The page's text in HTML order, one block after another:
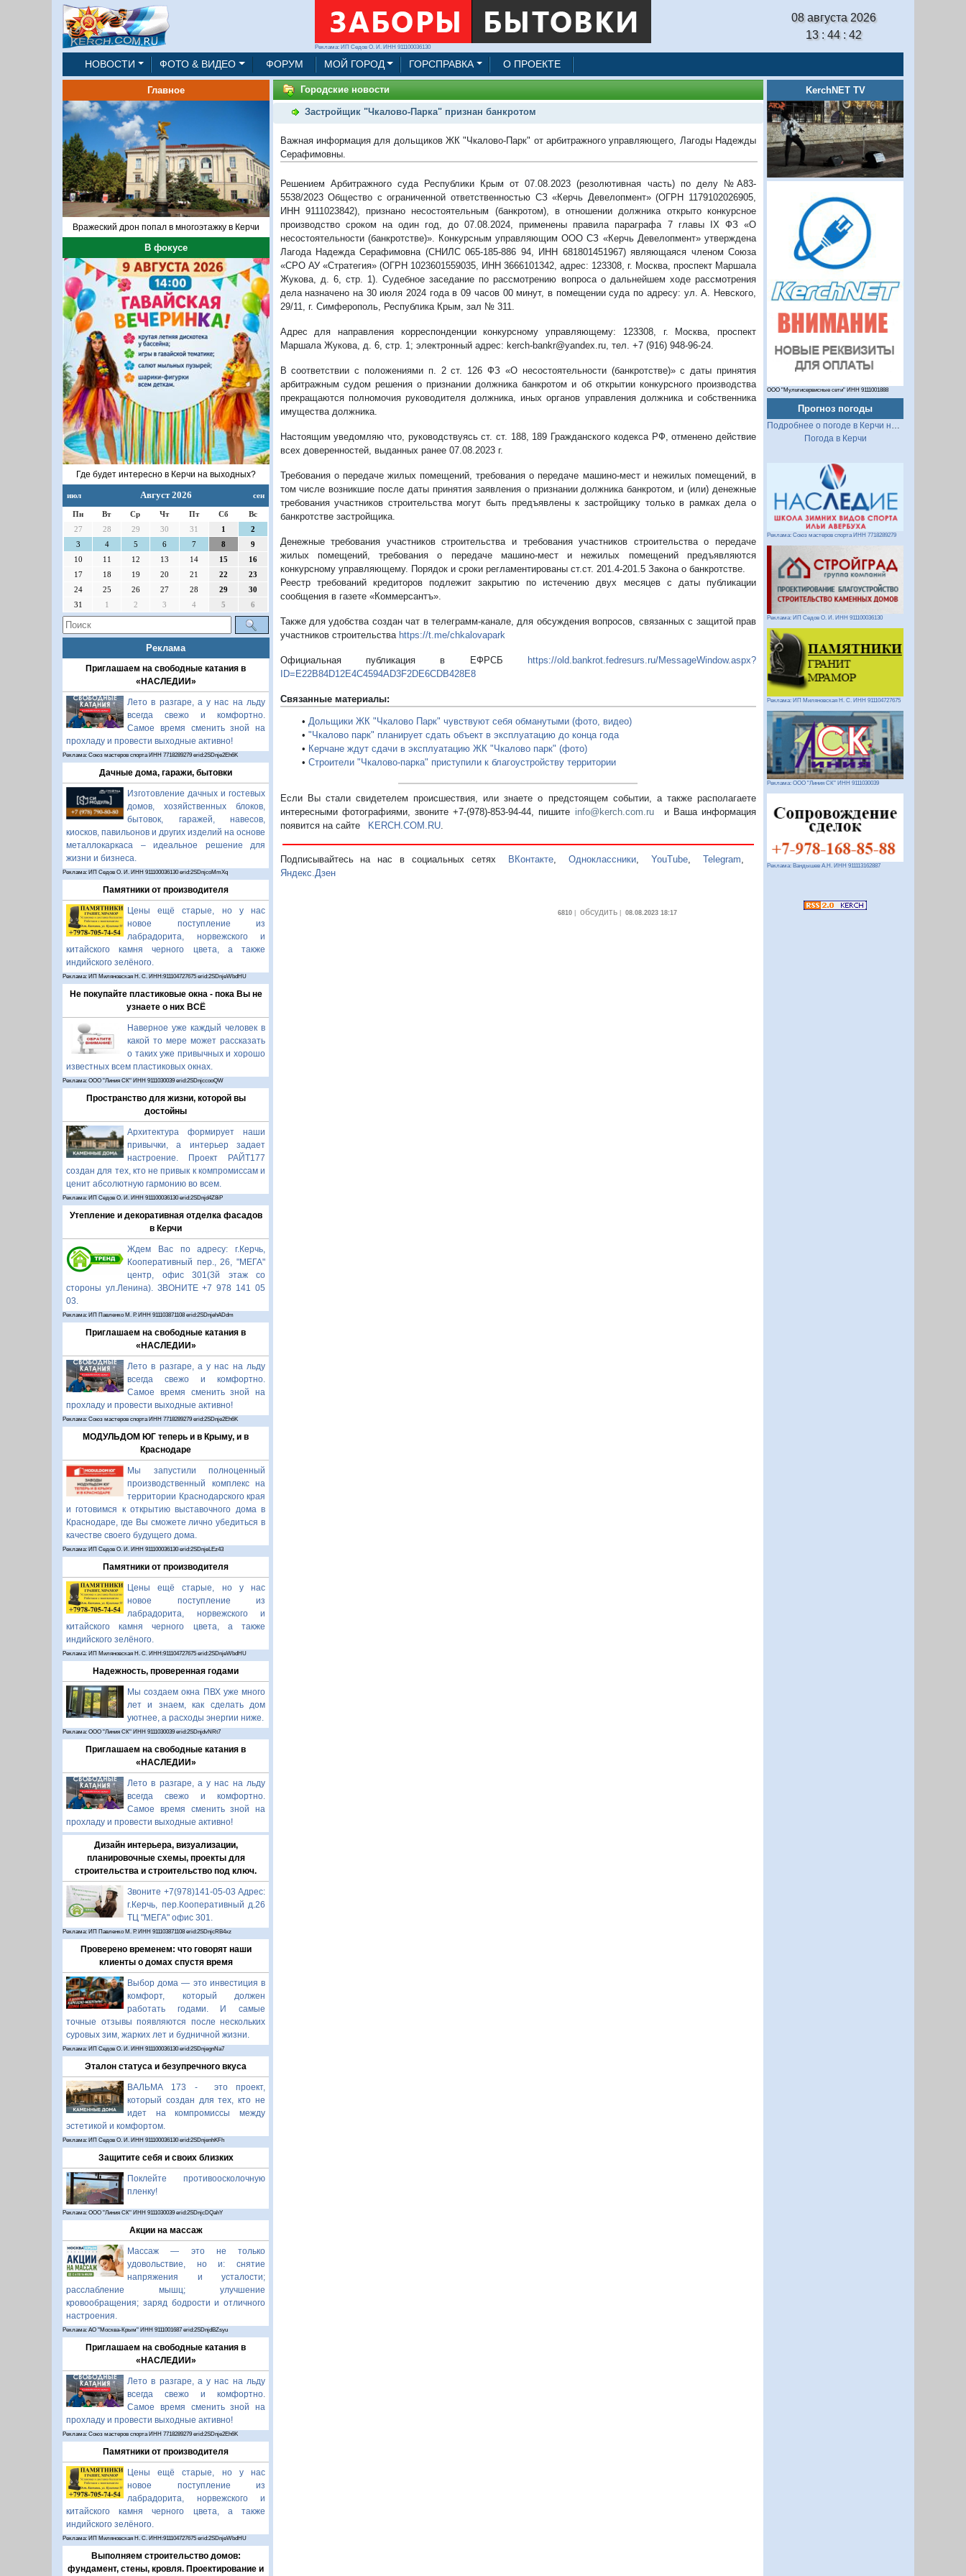
Реклама: ИП Седов О. И. ИНН 911100036130
08 августа 2026
13 : 44 : 42
НОВОСТИ ФОТО & ВИДЕО ФОРУМ МОЙ ГОРОД ГОРСПРАВКА О ПРОЕКТЕ
Главное
Вражеский дрон попал в многоэтажку в Керчи
В фокусе
Где будет интересно в Керчи на выходных?
июл Август 2026 сен
Пн Вт Ср Чт Пт Сб
Вс
27
28 29 30 31 1
2
3
4 5 6 7 8
9
10
11 12 13 14 15
16
17
18 19 20 21 22
23
24
25 26 27 28 29
30
31
1 2 3 4 5 6
Реклама
Приглашаем на свободные катания в
«НАСЛЕДИИ»
Лето в разгаре, а у нас на льду
всегда свежо и комфортно.
Самое время сменить зной на
прохладу и провести выходные активно!
Реклама: Союз мастеров спорта ИНН 7718289279 erid:2SDnje2Eh6K
Дачные дома, гаражи, бытовки
Изготовление дачных и гостевых
домов, хозяйственных блоков,
бытовок, гаражей, навесов,
киосков, павильонов и других изделий на основе
металлокаркаса – идеальное решение для
жизни и бизнеса.
Реклама: ИП Седов О. И. ИНН 911100036130 erid:2SDnjcoMmXq
Памятники от производителя
Цены ещё старые, но у нас
новое поступление из
лабрадорита, норвежского и
китайского камня черного цвета, а также
индийского зелёного.
Реклама: ИП Миляновская Н. С. ИНН:911104727675 erid:2SDnjeWbdHU
Не покупайте пластиковые окна - пока Вы не
узнаете о них ВСЁ
Наверное уже каждый человек в
какой то мере может рассказать
о таких уже привычных и хорошо
известных всем пластиковых окнах.
Реклама: ООО "Линия СК" ИНН 9111030039 erid:2SDnjccooQW
Пространство для жизни, которой вы
достойны
Архитектура формирует наши
привычки, а интерьер задает
настроение. Проект РАЙТ177
создан для тех, кто не привык к компромиссам и
ценит абсолютную гармонию во всем.
Реклама: ИП Седов О. И. ИНН 911100036130 erid:2SDnjd4Z8iP
Утепление и декоративная отделка фасадов
в Керчи
Ждем Вас по адресу: г.Керчь,
Кооперативный пер., 26, "МЕГА"
центр, офис 301(3й этаж со
стороны ул.Ленина). ЗВОНИТЕ +7 978 141 05
03.
Реклама: ИП Павленко М. Р. ИНН 911103871108 erid:2SDnjehADdm
Приглашаем на свободные катания в
«НАСЛЕДИИ»
Лето в разгаре, а у нас на льду
всегда свежо и комфортно.
Самое время сменить зной на
прохладу и провести выходные активно!
Реклама: Союз мастеров спорта ИНН 7718289279 erid:2SDnje2Eh6K
МОДУЛЬДОМ ЮГ теперь и в Крыму, и в
Краснодаре
Мы запустили полноценный
производственный комплекс на
территории Краснодарского края
и готовимся к открытию выставочного дома в
Краснодаре, где Вы сможете лично убедиться в
качестве своего будущего дома.
Реклама: ИП Седов О. И. ИНН 911100036130 erid:2SDnjeLEz43
Памятники от производителя
Цены ещё старые, но у нас
новое поступление из
лабрадорита, норвежского и
китайского камня черного цвета, а также
индийского зелёного.
Реклама: ИП Миляновская Н. С. ИНН:911104727675 erid:2SDnjeWbdHU
Надежность, проверенная годами
Мы создаем окна ПВХ уже много
лет и знаем, как сделать дом
уютнее, а расходы энергии ниже.
Реклама: ООО "Линия СК" ИНН 9111030039 erid:2SDnjdvNRt7
Приглашаем на свободные катания в
«НАСЛЕДИИ»
Лето в разгаре, а у нас на льду
всегда свежо и комфортно.
Самое время сменить зной на
прохладу и провести выходные активно!
Дизайн интерьера, визуализации,
планировочные схемы, проекты для
строительства и строительство под ключ.
Звоните +7(978)141-05-03 Адрес:
г.Керчь, пер.Кооперативный д.26
ТЦ "МЕГА" офис 301.
Реклама: ИП Павленко М. Р. ИНН 911103871108 erid:2SDnjcRB4xz
Проверено временем: что говорят наши
клиенты о домах спустя время
Выбор дома — это инвестиция в
комфорт, который должен
работать годами. И самые
точные отзывы появляются после нескольких
суровых зим, жарких лет и будничной жизни.
Реклама: ИП Седов О. И. ИНН 911100036130 erid:2SDnjegnNa7
Эталон статуса и безупречного вкуса
ВАЛЬМА 173 - это проект,
который создан для тех, кто не
идет на компромиссы между
эстетикой и комфортом.
Реклама: ИП Седов О. И. ИНН 911100036130 erid:2SDnjenhKFh
Защитите себя и своих близких
Поклейте противоосколочную
пленку!
Реклама: ООО "Линия СК" ИНН 9111030039 erid:2SDnjcDQahY
Акции на массаж
Массаж — это не только
удовольствие, но и: снятие
напряжения и усталости;
расслабление мышц; улучшение
кровообращения; заряд бодрости и отличного
настроения.
Реклама: АО "Москва-Крым" ИНН 9111001687 erid:2SDnjdBZsyu
Приглашаем на свободные катания в
«НАСЛЕДИИ»
Лето в разгаре, а у нас на льду
всегда свежо и комфортно.
Самое время сменить зной на
прохладу и провести выходные активно!
Реклама: Союз мастеров спорта ИНН 7718289279 erid:2SDnje2Eh6K
Памятники от производителя
Цены ещё старые, но у нас
новое поступление из
лабрадорита, норвежского и
китайского камня черного цвета, а также
индийского зелёного.
Реклама: ИП Миляновская Н. С. ИНН:911104727675 erid:2SDnjeWbdHU
Выполняем строительство домов:
фундамент, стены, кровля. Проектирование и
Городские новости
Застройщик "Чкалово-Парка" признан банкротом
Важная информация для дольщиков ЖК "Чкалово-Парк" от арбитражного управляющего, Лагоды Надежды
Серафимовны.
Решением Арбитражного суда Республики Крым от 07.08.2023 (резолютивная часть) по делу №А83-
5538/2023 Общество с ограниченной ответственностью СЗ «Керчь Девелопмент» (ОГРН 1179102026905,
ИНН 9111023842), признано несостоятельным (банкротом), в отношении должника открыто конкурсное
производство сроком на один год, до 07.08.2024, применены правила параграфа 7 главы IX ФЗ «О
несостоятельности (банкротстве)». Конкурсным управляющим ООО СЗ «Керчь Девелопмент» утверждена
Лагода Надежда Серафимовна (СНИЛС 065-185-886 94, ИНН 681801451967) являющаяся членом Союза
«СРО АУ «Стратегия» (ОГРН 1023601559035, ИНН 3666101342, адрес: 123308, г. Москва, проспект Маршала
Жукова, д. 6, стр. 1). Судебное заседание по рассмотрению вопроса о дальнейшем ходе рассмотрения
дела назначено на 30 июля 2024 года в 09 часов 00 минут, в помещении суда по адресу: ул. А. Невского,
29/11, г. Симферополь, Республика Крым, зал № 311.
Адрес для направления корреспонденции конкурсному управляющему: 123308, г. Москва, проспект
Маршала Жукова, д. 6, стр. 1; электронный адрес: kerch-bankr@yandex.ru, тел. +7 (916) 948-96-24.
В соответствии с положениями п. 2 ст. 126 ФЗ «О несостоятельности (банкротстве)» с даты принятия
арбитражным судом решения о признании должника банкротом и об открытии конкурсного производства
прекращаются полномочия руководителя должника, иных органов управления должника и собственника
имущества должника.
Настоящим уведомляю что, руководствуясь ст. ст. 188, 189 Гражданского кодекса РФ, отменено действие
всех доверенностей, выданных ранее 07.08.2023 г.
Требования о передаче жилых помещений, требования о передаче машино-мест и нежилых помещений, в
том числе возникшие после даты принятия заявления о признании должника банкротом, и (или) денежные
требования участников строительства могут быть предъявлены к застройщику только в рамках дела о
банкротстве застройщика.
Денежные требования участников строительства и требования участников строительства о передаче
жилых помещений, требования о передаче машино-мест и нежилых помещений предъявляются
конкурсному управляющему. Порядок и сроки регламентированы ст.ст. 201.4-201.5 Закона о банкротстве.
Реестр требований кредиторов подлежит закрытию по истечению двух месяцев с даты публикации
сообщения в газете «Коммерсантъ».
Также для удобства создан чат в телеграмм-канале, для обсуждения вопросов, связанных с защитой прав
участников строительства https://t.me/chkalovapark
Официальная публикация в ЕФРСБ https://old.bankrot.fedresurs.ru/MessageWindow.aspx?
ID=E22B84D12E4C4594AD3F2DE6CDB428E8
Связанные материалы:
• Дольщики ЖК "Чкалово Парк" чувствуют себя обманутыми (фото, видео)
• "Чкалово парк" планирует сдать объект в эксплуатацию до конца года
• Керчане ждут сдачи в эксплуатацию ЖК "Чкалово парк" (фото)
• Строители "Чкалово-парка" приступили к благоустройству территории
Если Вы стали свидетелем происшествия, или знаете о предстоящем событии, а также располагаете
интересными фотографиями, звоните +7-(978)-853-94-44, пишите info@kerch.com.ru и Ваша информация
появится на сайте KERCH.COM.RU.
Подписывайтесь на нас в социальных сетях ВКонтакте Одноклассники ,YouTube ,Telegram
Яндекс.Дзен
6810| обсудить| 08.08.2023 18:17
KerchNET TV
ООО "Мультисервисные сети" ИНН 9111001888
Прогноз погоды
Подробнее о погоде в Керчи на 2 недели
Погода в Керчи
Реклама: Союз мастеров спорта ИНН 7718289279
Реклама: ИП Седов О. И. ИНН 911100036130
Реклама: ИП Миляновская Н. С. ИНН 911104727675
Реклама: ООО "Линия СК" ИНН 9111030039
Реклама: Вандышев А.Н. ИНН 911113162887